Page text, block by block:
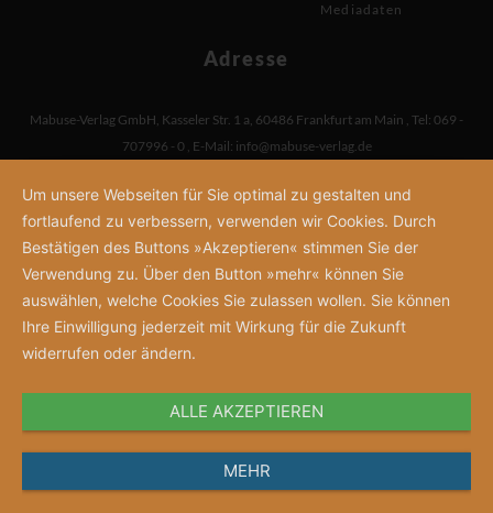
Mediadaten
Adresse
Mabuse-Verlag GmbH, Kasseler Str. 1 a, 60486 Frankfurt am Main , Tel: 069 -
707996 - 0 , E-Mail: info@mabuse-verlag.de
Um unsere Webseiten für Sie optimal zu gestalten und
fortlaufend zu verbessern, verwenden wir Cookies. Durch
Bestätigen des Buttons »Akzeptieren« stimmen Sie der
Verwendung zu. Über den Button »mehr« können Sie
auswählen, welche Cookies Sie zulassen wollen. Sie können
Ihre Einwilligung jederzeit mit Wirkung für die Zukunft
widerrufen oder ändern.
ALLE AKZEPTIEREN
MEHR